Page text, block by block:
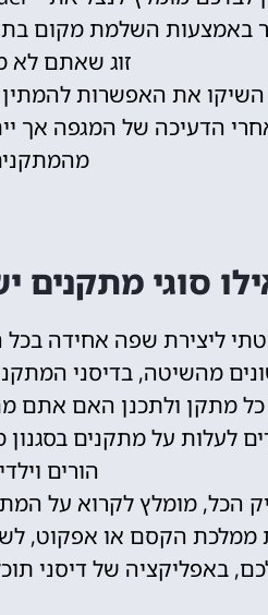
באמצעות השלמת מקום
זוג שאתם לא
את האפשרות להמתין
הדעיכה של המגפה אך
סוגי מתקנים
ליצירת שפה אחידה
מהשיטה, בדיסני
מתקן ולתכנן האם אתם
לעלות על מתקנים בסגנון
הורים
הכל, מומלץ לקרוא על
ממלכת הקסם או אפקוט,
באפליקציה של דיסני